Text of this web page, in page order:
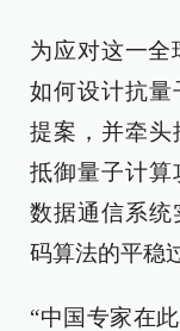
为应对这一全
如何设计抗量
提案，并牵头
抵御量子计算
数据通信系统
码算法的平稳
“中国专家在